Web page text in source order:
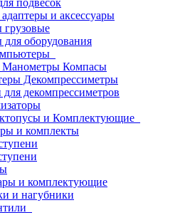
подвесок
и аксессуары
оборудования
Манометры Компасы
Декомпрессиметры
для декомпрессиметров
и Комплектующие
и комплекты
и комплектующие
и нагубники